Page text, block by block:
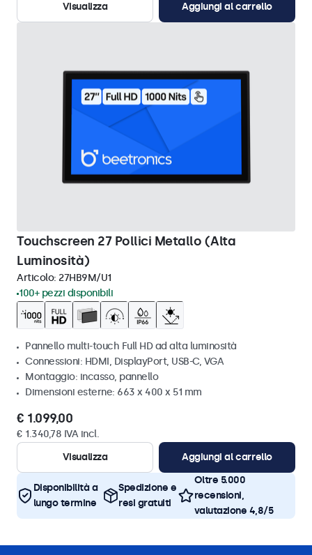
Visualizza
Aggiungi al carrello
Touchscreen 27 Pollici Metallo (Alta
Luminosità)
Articolo: 27HB9M/U1
100+ pezzi disponibili
Pannello multi-touch Full HD ad alta luminosità
Connessioni: HDMI, DisplayPort, USB-C, VGA
Montaggio: incasso, pannello
Dimensioni esterne: 663 x 400 x 51 mm
€ 1.099,00
€ 1.340,78 IVA incl.
Visualizza
Aggiungi al carrello
Disponibilità a
lungo termine
Spedizione e
resi gratuiti
Oltre 5.000
recensioni,
valutazione 4,8/5